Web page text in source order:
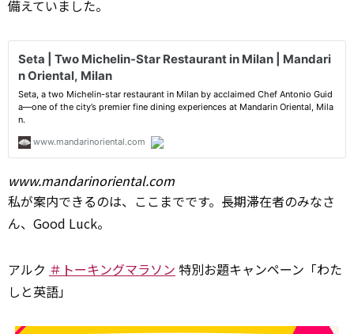
備えていました。
www.mandarinoriental.com
私が案内できるのは、ここまでです。長期滞在者のみなさ
ん、Good Luck。
アルク ＃トーキングマラソン 特別お題キャンペーン「わた
しと英語」